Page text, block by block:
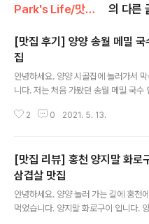
Park's Life/맛집 리뷰 의 다른
[맛집 후기] 양양 송월 메밀
집
안녕하세요. 양양 시골집에 놀러가서
니다. 저는 처음 가봤던 송월 메밀 국수
5Uhwssgl송월메밀국수 : 네이버리뷰
와 두부를 주문 하였습니다. 아이가 함
김을 같이 주시네요. (1000원) 김은 아
는 것 같습니다. 밥그릇이 되게 작아보
아주셨어요. 기본 찬 구성 입니다. 와이
맛있어서 예전 부터 자주 왔다고 하네요
2 0 2021. 5. 13.
[맛집 리뷰] 홍천 양지말 화로
삼겹살 맛집
안녕하세요. 양양 놀러 가는 길에 홍천
먹었습니다. 양지말 화로구이 입니다.